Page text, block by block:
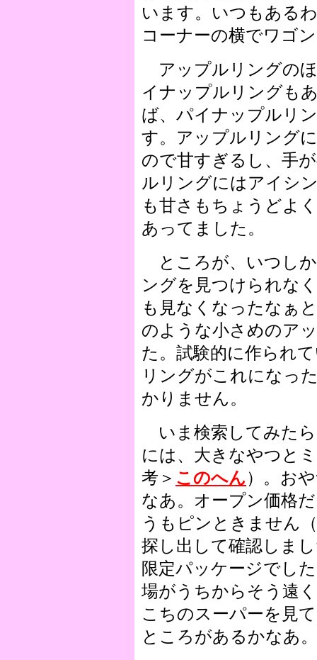
います。いつもある
コーナーの横でワゴ
アップルリングの
イナップルリングも
ば、パイナップルリ
す。アップルリング
ので甘すぎるし、手
ルリングにはアイシ
も甘さもちょうどよ
あってました。
ところが、いつし
ングを見つけられな
も見なくなったなぁ
のような小さめのア
た。試験的に作られ
リングがこれになっ
かりません。
いま検索してみた
には、大きなやつと
考＞ このへん）。お
なあ。オープン価格
うもピンときません
探し出して確認しま
限定パッケージでし
場がうちからそう遠
こちのスーパーを見
ところがあるかなあ。